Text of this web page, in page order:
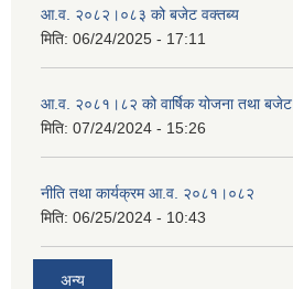
आ.व. २०८२।०८३ को बजेट वक्तब्य
मिति: 06/24/2025 - 17:11
आ.व. २०८१।८२ को वार्षिक योजना तथा बजेट
मिति: 07/24/2024 - 15:26
नीति तथा कार्यक्रम आ.व. २०८१।०८२
मिति: 06/25/2024 - 10:43
अन्य